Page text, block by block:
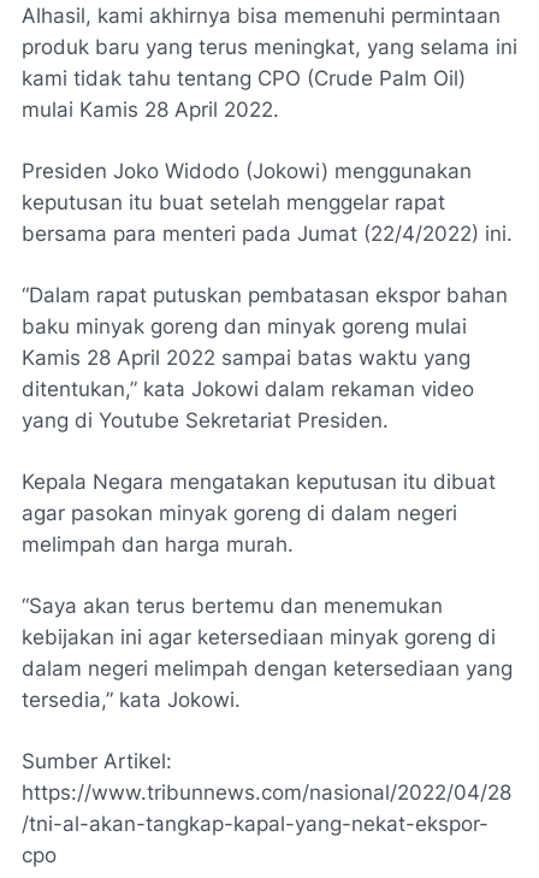
Alhasil, kami akhirnya bisa memenuhi permintaan
produk baru yang terus meningkat, yang selama ini
kami tidak tahu tentang CPO (Crude Palm Oil)
mulai Kamis 28 April 2022.
Presiden Joko Widodo (Jokowi) menggunakan
keputusan itu buat setelah menggelar rapat
bersama para menteri pada Jumat (22/4/2022) ini.
“Dalam rapat putuskan pembatasan ekspor bahan
baku minyak goreng dan minyak goreng mulai
Kamis 28 April 2022 sampai batas waktu yang
ditentukan,” kata Jokowi dalam rekaman video
yang di Youtube Sekretariat Presiden.
Kepala Negara mengatakan keputusan itu dibuat
agar pasokan minyak goreng di dalam negeri
melimpah dan harga murah.
“Saya akan terus bertemu dan menemukan
kebijakan ini agar ketersediaan minyak goreng di
dalam negeri melimpah dengan ketersediaan yang
tersedia,” kata Jokowi.
Sumber Artikel:
https://www.tribunnews.com/nasional/2022/04/28
/tni-al-akan-tangkap-kapal-yang-nekat-ekspor-
cpo